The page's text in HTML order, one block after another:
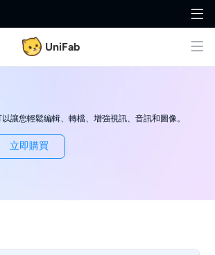
UniFab
讓您輕鬆編輯、轉檔、增強視訊、音訊和圖像。
立即購買